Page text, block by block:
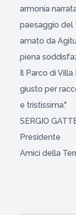
armonia
paesaggio del
amato da
piena
Il Parco di
giusto per
e tristissima."
SERGIO
Presidente
Amici della